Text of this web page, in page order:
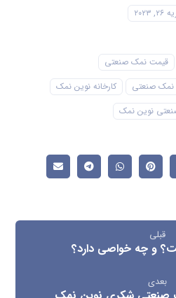
۲۰۲۳
قیمت نمک صنعتی
نمک صنعتی
کارخانه نوین نمک
نوین نمک
قبلی
و چه خواصی دارد؟
بعدی